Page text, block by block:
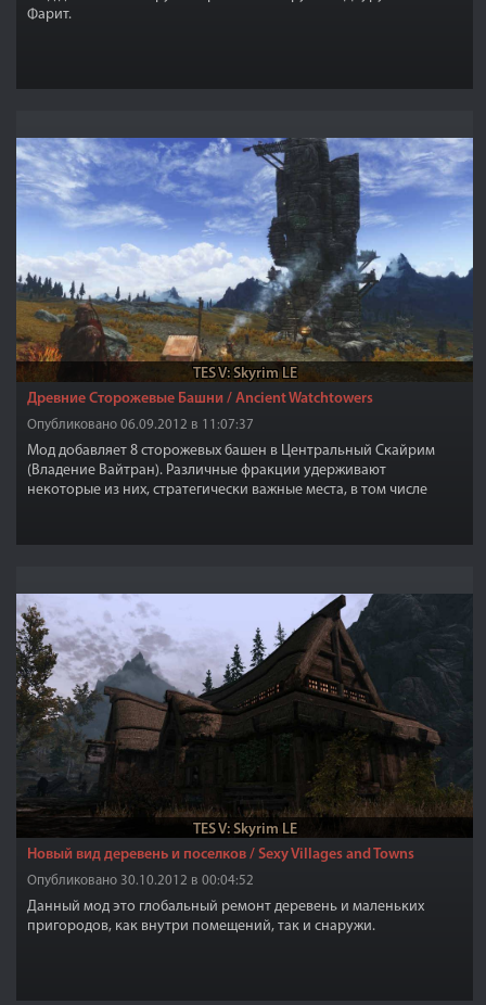
Фарит.
TES V: Skyrim LE
Древние Сторожевые Башни / Ancient Watchtowers
Опубликовано 06.09.2012 в 11:07:37
Мод добавляет 8 сторожевых башен в Центральный Скайрим
(Владение Вайтран). Различные фракции удерживают
некоторые из них, стратегически важные места, в том числе
TES V: Skyrim LE
Новый вид деревень и поселков / Sexy Villages and Towns
Опубликовано 30.10.2012 в 00:04:52
Данный мод это глобальный ремонт деревень и маленьких
пригородов, как внутри помещений, так и снаружи.